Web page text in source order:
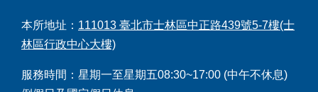
本所地址： 111013 臺北市士林區中正路439號5-7樓(士
林區行政中心大樓)
服務時間：星期一至星期五08:30~17:00 (中午不休息)